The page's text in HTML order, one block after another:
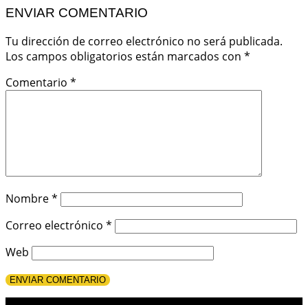
ENVIAR COMENTARIO
Tu dirección de correo electrónico no será publicada.
Los campos obligatorios están marcados con *
Comentario *
Nombre*
Correo electrónico *
Web